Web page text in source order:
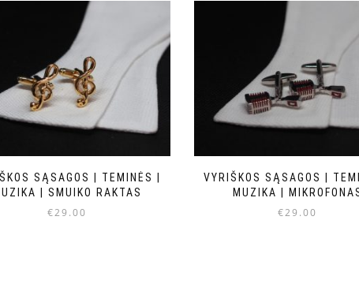
SĄSAGOS | TEMINĖS |
| SMUIKO RAKTAS
€29.00
VYRIŠKOS SĄSAGOS |
MUZIKA |
€29.00